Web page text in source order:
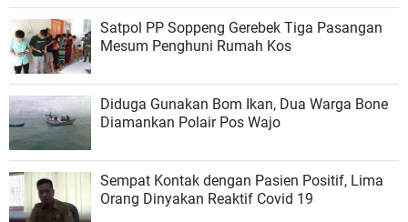
Satpol PP Soppeng Gerebek Tiga Pasangan
Mesum Penghuni Rumah Kos
Diduga Gunakan Bom Ikan, Dua Warga Bone
Diamankan Polair Pos Wajo
Sempat Kontak dengan Pasien Positif, Lima
Orang Dinyakan Reaktif Covid 19